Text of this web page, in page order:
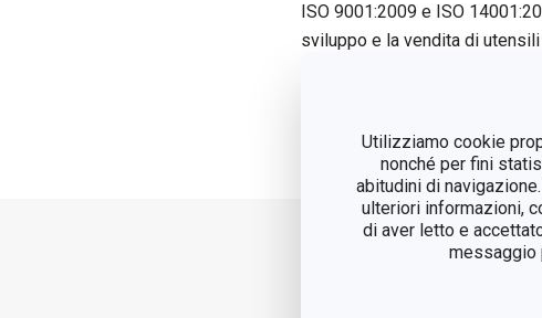
Utilizziamo cookie
nonché per fini
abitudini di
ulteriori informazioni,
di aver letto e
messaggio
ISO 9001:2009 e ISO
sviluppo e la vendita di
macchinari all'avanguardia.